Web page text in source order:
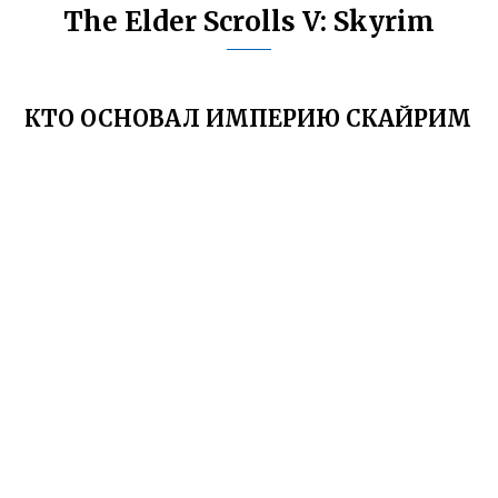
The Elder Scrolls V: Skyrim
КТО ОСНОВАЛ ИМПЕРИЮ СКАЙРИМ